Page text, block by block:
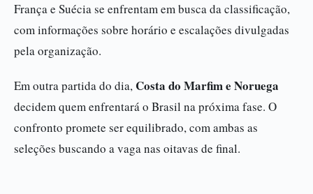
França e Suécia se enfrentam em busca da classificação,
com informações sobre horário e escalações divulgadas
pela organização.
Em outra partida do dia, Costa do Marfim e Noruega
decidem quem enfrentará o Brasil na próxima fase. O
confronto promete ser equilibrado, com ambas as
seleções buscando a vaga nas oitavas de final.